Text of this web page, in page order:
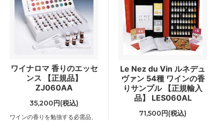
ワイナロマ 香りのエッセ
ンス 【正規品】
ZJ060AA
35,200円(税込)
ワインの香りを勉強する必需品、
Le Nez du Vin ルネデュ
ヴァン 54種 ワインの香
りサンプル 【正規輸入
品】 LES060AL
71,500円(税込)